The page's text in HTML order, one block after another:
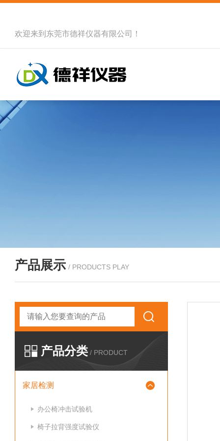
欢迎来到 东莞市德祥仪器有限公司 ！
产品展示 / PRODUCTS PLAY
产品分类 / PRODUCT
家居检测
办公椅冲击试验机
椅子拉背强度试验仪